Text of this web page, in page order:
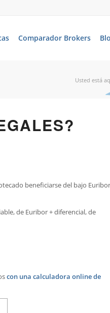
Comparador Brokers
Usted está
beneficiarse del bajo Euribor
de Euribor + diferencial, de
con una calculadora online de